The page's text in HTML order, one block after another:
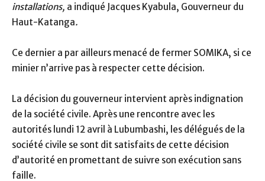
installations, a indiqué Jacques Kyabula, Gouverneur du
Haut-Katanga.
Ce dernier a par ailleurs menacé de fermer SOMIKA, si ce
minier n’arrive pas à respecter cette décision.
La décision du gouverneur intervient après indignation
de la société civile. Après une rencontre avec les
autorités lundi 12 avril à Lubumbashi, les délégués de la
société civile se sont dit satisfaits de cette décision
d’autorité en promettant de suivre son exécution sans
faille.